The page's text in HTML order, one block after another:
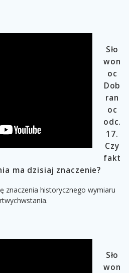
Sło
won
oc
Dob
ran
oc
odc.
17.
Czy
fakt
ma dzisiaj znaczenie?
znaczenia historycznego wymiaru
Sło
won